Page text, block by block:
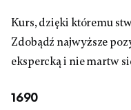
Kurs, dzięki któremu
Zdobądź najwyższe
ekspercką i nie martw
1690